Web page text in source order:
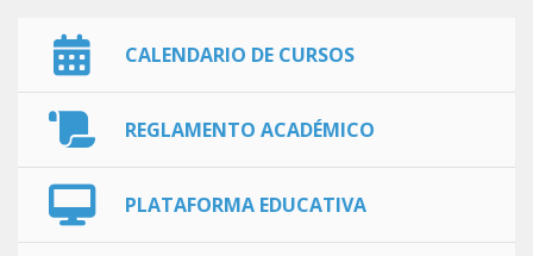
CALENDARIO DE CURSOS
REGLAMENTO ACADÉMICO
PLATAFORMA EDUCATIVA